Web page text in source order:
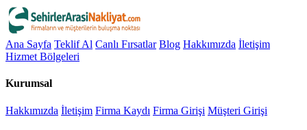
Ana Sayfa Teklif Al Canlı Fırsatlar Blog Hakkımızda İletişim
Hizmet Bölgeleri
Kurumsal
Hakkımızda İletişim Firma Kaydı Firma Girişi Müşteri Girişi